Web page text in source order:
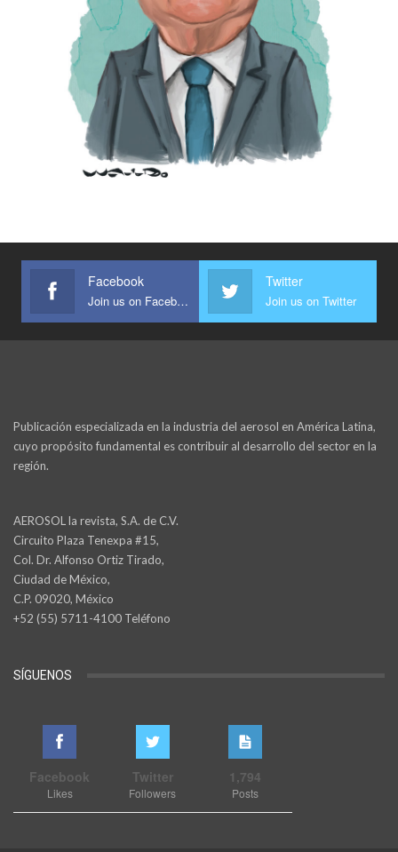
Facebook
Join us on Facebook
Twitter
Join us on Twitter
Publicación especializada en la industria del aerosol en América Latina,
cuyo propósito fundamental es contribuir al desarrollo del sector en la
región.
AEROSOL la revista, S.A. de C.V.
Circuito Plaza Tenexpa #15,
Col. Dr. Alfonso Ortiz Tirado,
Ciudad de México,
C.P. 09020, México
+52 (55) 5711-4100 Teléfono
SÍGUENOS
Facebook
Likes
Twitter
Followers
1,794
Posts